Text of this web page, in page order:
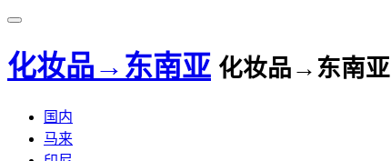
化妆品→东南亚 化妆品→东南亚
国内
马来